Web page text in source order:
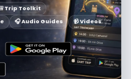
Trip Toolkit
🎧 Audio Guides 📹 Videos